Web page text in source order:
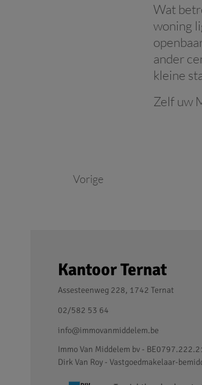
Wat
woning
ander
kleine
Zelf uw
Vorige
Kantoor Ternat
Assesteenweg 228, 1742 Ternat
02/582 53 64
info@immovanmiddelem.be
Immo Van Middelem bv -
Dirk Van Roy - Vastgoedmakelaar-